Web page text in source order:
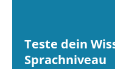
Teste dein
Sprachniveau